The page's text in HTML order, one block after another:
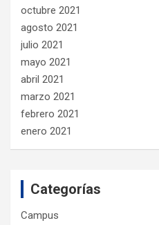
octubre 2021
agosto 2021
julio 2021
mayo 2021
abril 2021
marzo 2021
febrero 2021
enero 2021
Categorías
Campus